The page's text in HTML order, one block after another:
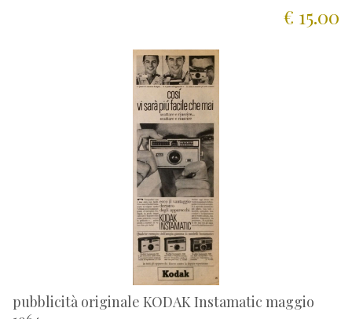
€ 15.00
pubblicità originale KODAK Instamatic maggio